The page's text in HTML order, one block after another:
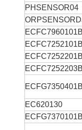
PHSENSOR04
EC620130